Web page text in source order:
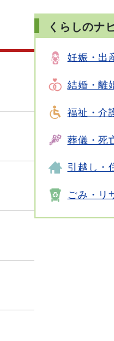
くらしのナ
妊娠・出
結婚・離
福祉・介
葬儀・死
引越し・
ごみ・リ